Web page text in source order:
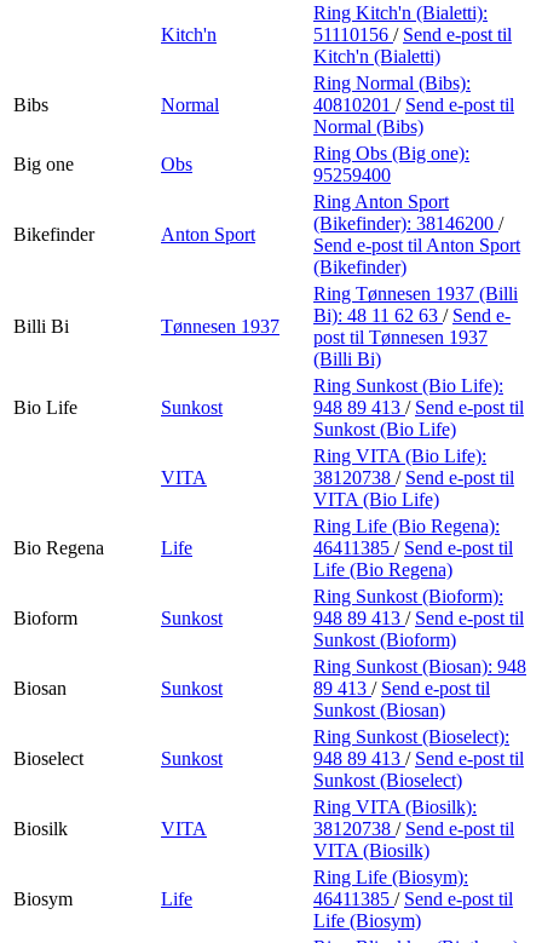
Kitch'n
Ring Kitch'n (Bialetti):
51110156 / Send e-post til
Kitch'n (Bialetti)
Bibs Normal
Ring Normal (Bibs):
40810201 / Send e-post til
Normal (Bibs)
Big one
Obs
Ring Obs (Big one):
95259400
Bikefinder Anton Sport
Ring Anton Sport
(Bikefinder): 38146200 /
Send e-post til Anton Sport
(Bikefinder)
Billi Bi Tønnesen 1937
Ring Tønnesen 1937 (Billi
Bi): 48 11 62 63 / Send e-
post til Tønnesen 1937
(Billi Bi)
Bio Life Sunkost
Ring Sunkost (Bio Life):
948 89 413 / Send e-post til
Sunkost (Bio Life)
VITA
Ring VITA (Bio Life):
38120738 / Send e-post til
VITA (Bio Life)
Bio Regena Life
Ring Life (Bio Regena):
46411385 / Send e-post til
Life (Bio Regena)
Bioform Sunkost
Ring Sunkost (Bioform):
948 89 413 / Send e-post til
Sunkost (Bioform)
Biosan Sunkost
Ring Sunkost (Biosan): 948
89 413 / Send e-post til
Sunkost (Biosan)
Bioselect Sunkost
Ring Sunkost (Bioselect):
948 89 413 / Send e-post til
Sunkost (Bioselect)
Biosilk VITA
Ring VITA (Biosilk):
38120738 / Send e-post til
VITA (Biosilk)
Biosym Life
Ring Life (Biosym):
46411385 / Send e-post til
Life (Biosym)